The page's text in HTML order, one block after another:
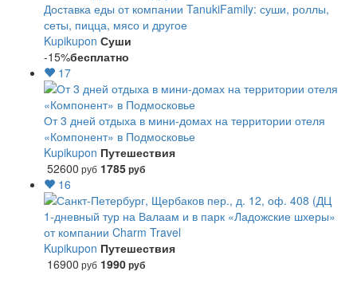
Доставка еды от компании TanukiFamily: суши, роллы,
сеты, пицца, мясо и другое
Kupikupon Суши
-15%бесплатно
17
От 3 дней отдыха в мини-домах на территории отеля
«Компонент» в Подмосковье
Kupikupon Путешествия
52600 руб 1785руб
16
1-дневный тур на Валаам и в парк «Ладожские шхеры»
от компании Charm Travel
Kupikupon Путешествия
16900 руб 1990руб